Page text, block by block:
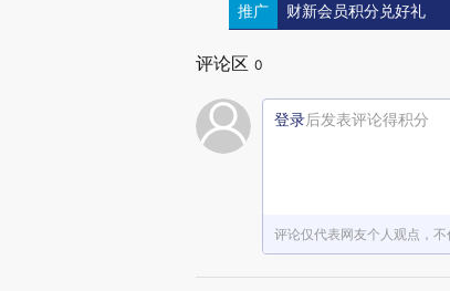
推广 财新会员积分兑好礼
评论区 0
登录后发表评论得积分
评论仅代表网友个人观点，